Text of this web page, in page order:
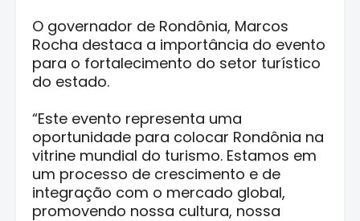
O governador de Rondônia, Marcos
Rocha destaca a importância do evento
para o fortalecimento do setor turístico
do estado.
“Este evento representa uma
oportunidade para colocar Rondônia na
vitrine mundial do turismo. Estamos em
um processo de crescimento e de
integração com o mercado global,
promovendo nossa cultura, nossa